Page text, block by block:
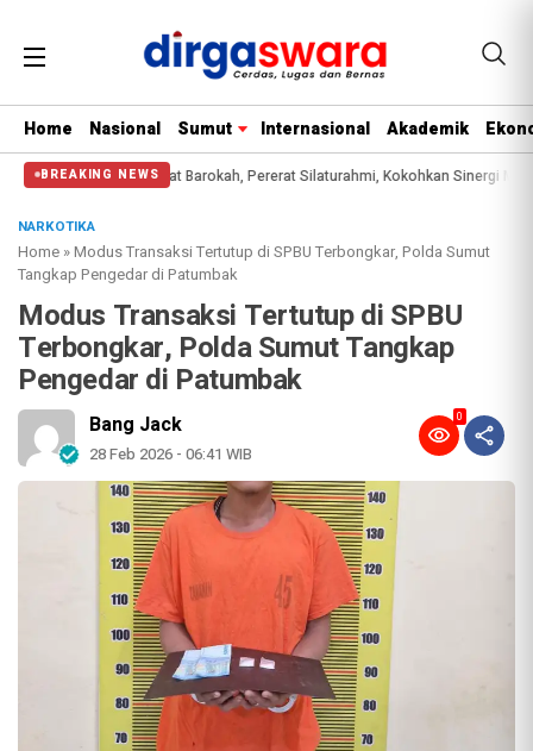
Home Nasional Sumut Internasional Akademik
BREAKING NEWS
Gelar Jumat Barokah, Pererat Silaturahmi, Kokohkan Sinergi Media dan
NARKOTIKA
Home »Modus Transaksi Tertutup di SPBU Terbongkar, Polda Sumut
Tangkap Pengedar di Patumbak
Modus Transaksi Tertutup di SPBU
Terbongkar, Polda Sumut Tangkap
Pengedar di Patumbak
Bang Jack
28 Feb 2026 - 06:41 WIB
0